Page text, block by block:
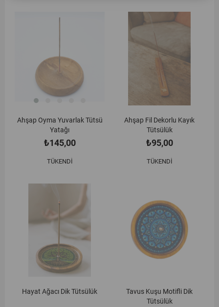
Ahşap Oyma Yuvarlak Tütsü
Yatağı
₺145,00
TÜKENDI
Ahşap Fil Dekorlu Kayık
Tütsülük
₺95,00
TÜKENDI
Hayat Ağacı Dik Tütsülük
Tavus Kuşu Motifli Dik
Tütsülük